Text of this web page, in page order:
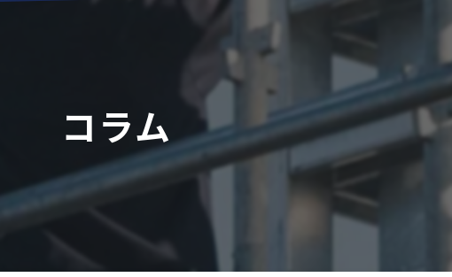
経験者
正社員
高収入
コラム